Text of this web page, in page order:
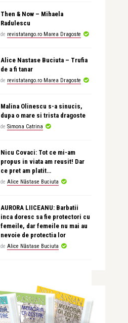
Then & Now – Mihaela
Radulescu
de revistatango.ro Marea Dragoste
Alice Nastase Buciuta – Trufia
de a fi tanar
de revistatango.ro Marea Dragoste
Malina Olinescu s-a sinucis,
dupa o mare si trista dragoste
de Simona Catrina
Nicu Covaci: Tot ce mi-am
propus in viata am reusit! Dar
ce pret am platit…
de Alice Năstase Buciuta
AURORA LIICEANU: Barbatii
inca doresc sa fie protectori cu
femeile, dar femeile nu mai au
nevoie de protectia lor
de Alice Năstase Buciuta